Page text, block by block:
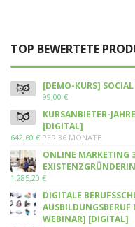
TOP BEWERTETE
[DEMO-KURS]
99,00 €
KURSANBIETER-
[DIGITAL]
642,60 € PER 36 MONATE
ONLINE MARKETING
1.285,20 €
DIGITALE
AUSBILDUNGSBERUF
WEBINAR] [DIGITAL]